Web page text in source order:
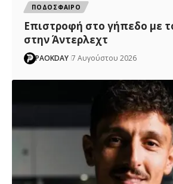
ΠΟΔΟΣΦΑΙΡΟ
Επιστροφή στο γήπεδο με
στην Άντερλεχτ
PAOKDAY 7 Αυγούστου 2026